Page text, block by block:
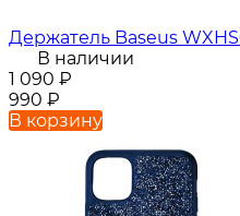
Держатель Baseus
В наличии
1 090 ₽
990 ₽
В корзину